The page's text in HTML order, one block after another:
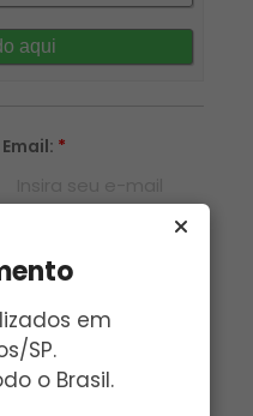
em
SP.
o Brasil.
aqui
Email: *